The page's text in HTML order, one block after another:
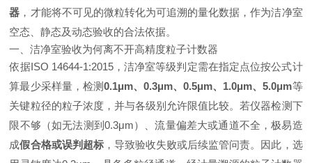
器 ，才能将不可见的微粒转化为可追溯的量化数据，作为洁净室
空态、静态及动态验收的合法依据。
一、洁净室验收为何离不开高精度粒子计数器
依据ISO 14644-1:2015，洁净室等级判定需在指定点位按公式计
算最少采样量，检测0.1μm、0.3μm、0.5μm、1.0μm、5.0μm等
关键粒径的粒子浓度，并与各级别允许限值比较。若仪器检测下
限不够（如无法测到0.3μm）、流量偏差大或通道不全，极易造
成假合格或误判超标，导致验收失败或后续监管问责。因此，选